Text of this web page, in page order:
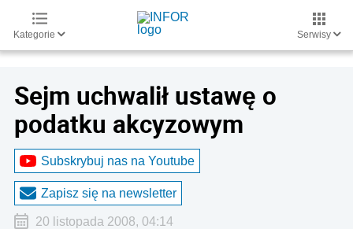
Kategorie Serwisy
Sejm uchwalił ustawę o
podatku akcyzowym
Subskrybuj nas na Youtube
Zapisz się na newsletter
20 listopada 2008, 04:14